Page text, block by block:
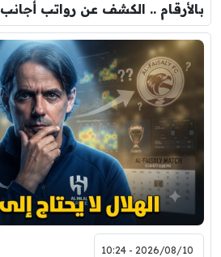
بالأرقام .. الكشف عن رواتب أجانب
2026/08/10 - 10:24